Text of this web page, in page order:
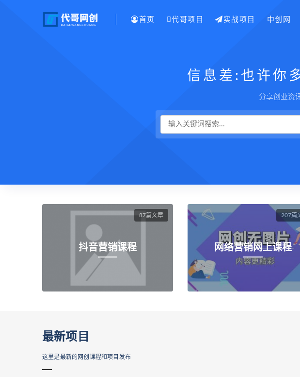
首页 代哥项目 实战项目 中创网
信息差:也许你
分享创业资
抖音营销课程
87篇文章
网络营销网上课程
207篇
最新项目
这里是最新的网创课程和项目发布